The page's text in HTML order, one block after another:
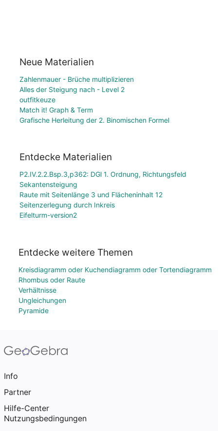
Neue Materialien
Zahlenmauer - Brüche multiplizieren
Alles der Steigung nach - Level 2
outfitkeuze
Match it! Graph & Term
Grafische Herleitung der 2. Binomischen Formel
Entdecke Materialien
P2.IV.2.2.Bsp.3,p362: DGl 1. Ordnung, Richtungsfeld
Sekantensteigung
Raute mit Seitenlänge 3 und Flächeninhalt 12
Seitenzerlegung durch Inkreis
Eifelturm-version2
Entdecke weitere Themen
Kreisdiagramm oder Kuchendiagramm oder Tortendiagramm
Rhombus oder Raute
Verhältnisse
Ungleichungen
Pyramide
Info
Partner
Hilfe-Center
Nutzungsbedingungen